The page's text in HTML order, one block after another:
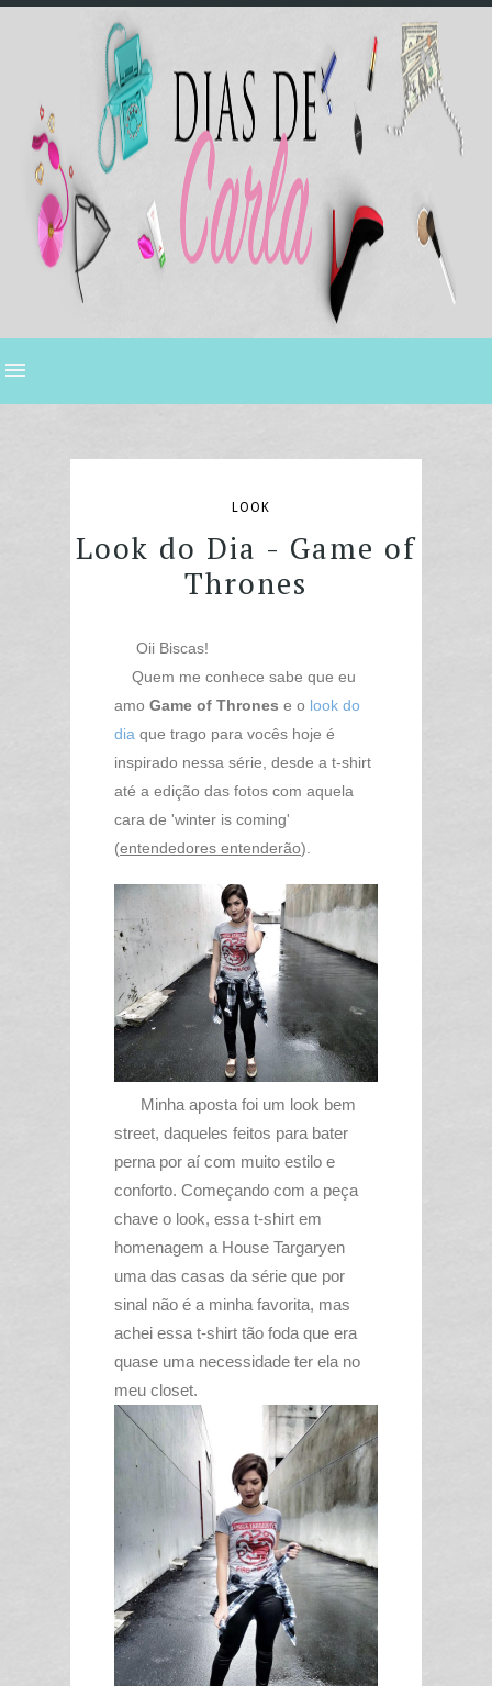
LOOK
Look do Dia - Game of
Thrones
Oii Biscas!
Quem me conhece sabe que eu
amo Game of Thrones e o look do
dia que trago para vocês hoje é
inspirado nessa série, desde a t-shirt
até a edição das fotos com aquela
cara de 'winter is coming'
(entendedores entenderão).
Minha aposta foi um look bem
street, daqueles feitos para bater
perna por aí com muito estilo e
conforto. Começando com a peça
chave o look, essa t-shirt em
homenagem a House Targaryen
uma das casas da série que por
sinal não é a minha favorita, mas
achei essa t-shirt tão foda que era
quase uma necessidade ter ela no
meu closet.